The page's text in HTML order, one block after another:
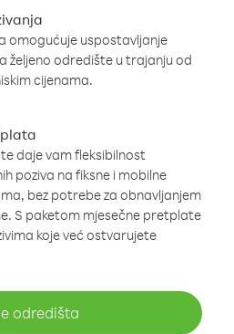
omogućuje uspostavljanje
željeno odredište u trajanju od
cijenama.
daje vam fleksibilnost
poziva na fiksne i mobilne
bez potrebe za obnavljanjem
S paketom mjesečne pretplate
koje već ostvarujete
odredišta